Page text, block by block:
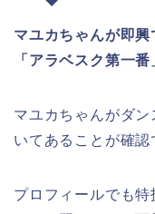
マユカちゃんが即
「アラベスク第一番
マユカちゃんがダ
いてあることが確認
プロフィールでも